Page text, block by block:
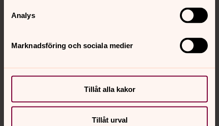
Analys
Marknadsföring och sociala medier
Tillåt alla kakor
Tillåt urval
Kalender
Hitta snabbt